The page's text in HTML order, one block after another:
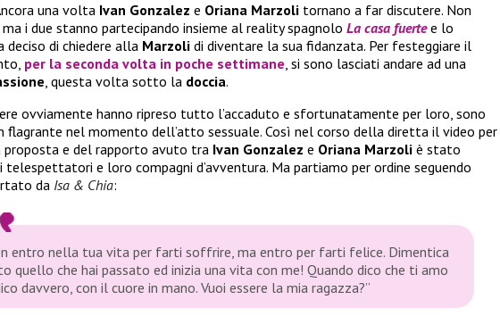
una volta Ivan Gonzalez e Oriana Marzoli tornano a far discutere. Non
i due stanno partecipando insieme al reality spagnolo La casa fuerte e lo
deciso di chiedere alla Marzoli di diventare la sua fidanzata. Per festeggiare il
per la seconda volta in poche settimane, si sono lasciati andare ad una
, questa volta sotto la doccia.
ovviamente hanno ripreso tutto l’accaduto e sfortunatamente per loro, sono
nel momento dell’atto sessuale. Così nel corso della diretta il video per
e del rapporto avuto tra Ivan Gonzalez e Oriana Marzoli è stato
e loro compagni d’avventura. Ma partiamo per ordine seguendo
da Isa & Chia:
entro nella tua vita per farti soffrire, ma entro per farti felice. Dimentica
quello che hai passato ed inizia una vita con me! Quando dico che ti amo
davvero, con il cuore in mano. Vuoi essere la mia ragazza?”